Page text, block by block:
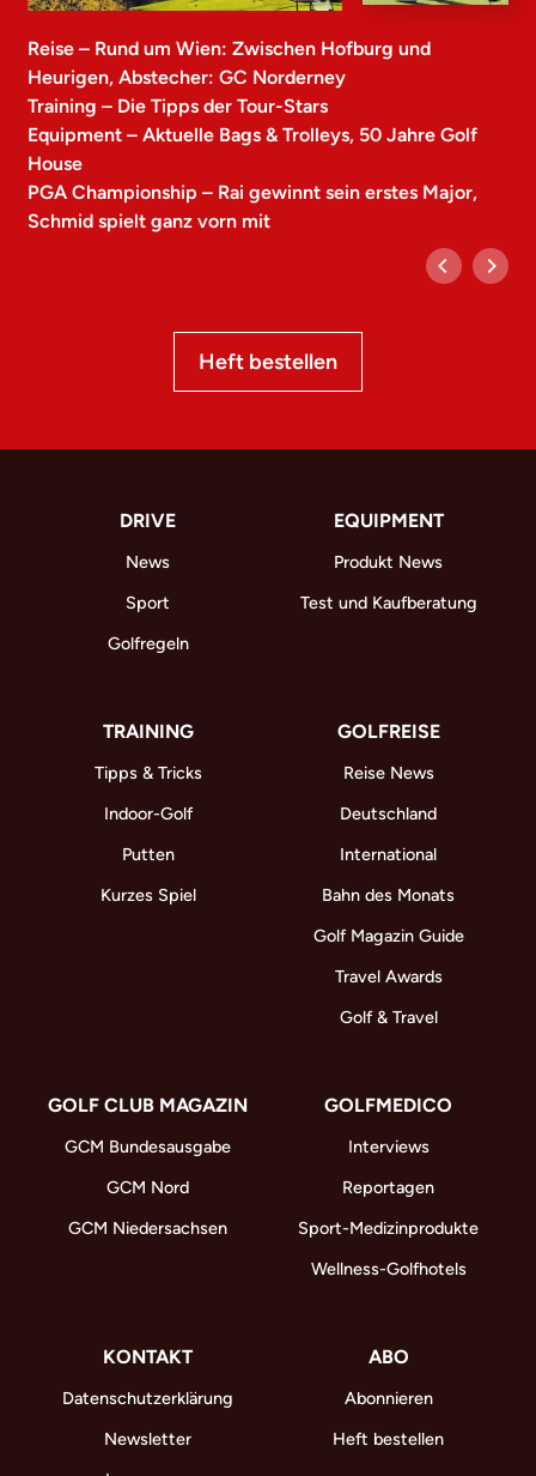
Reise – Rund um Wien: Zwischen Hofburg und
Heurigen, Abstecher: GC Norderney
Training – Die Tipps der Tour-Stars
Equipment – Aktuelle Bags & Trolleys, 50 Jahre Golf
House
PGA Championship – Rai gewinnt sein erstes Major,
Schmid spielt ganz vorn mit
Heft bestellen
DRIVE
News
Sport
Golfregeln
EQUIPMENT
Produkt News
Test und Kaufberatung
TRAINING
Tipps & Tricks
Indoor-Golf
Putten
Kurzes Spiel
GOLFREISE
Reise News
Deutschland
International
Bahn des Monats
Golf Magazin Guide
Travel Awards
Golf & Travel
GOLF CLUB MAGAZIN
GCM Bundesausgabe
GCM Nord
GCM Niedersachsen
GOLFMEDICO
Interviews
Reportagen
Sport-Medizinprodukte
Wellness-Golfhotels
KONTAKT
Datenschutzerklärung
Newsletter
ABO
Abonnieren
Heft bestellen